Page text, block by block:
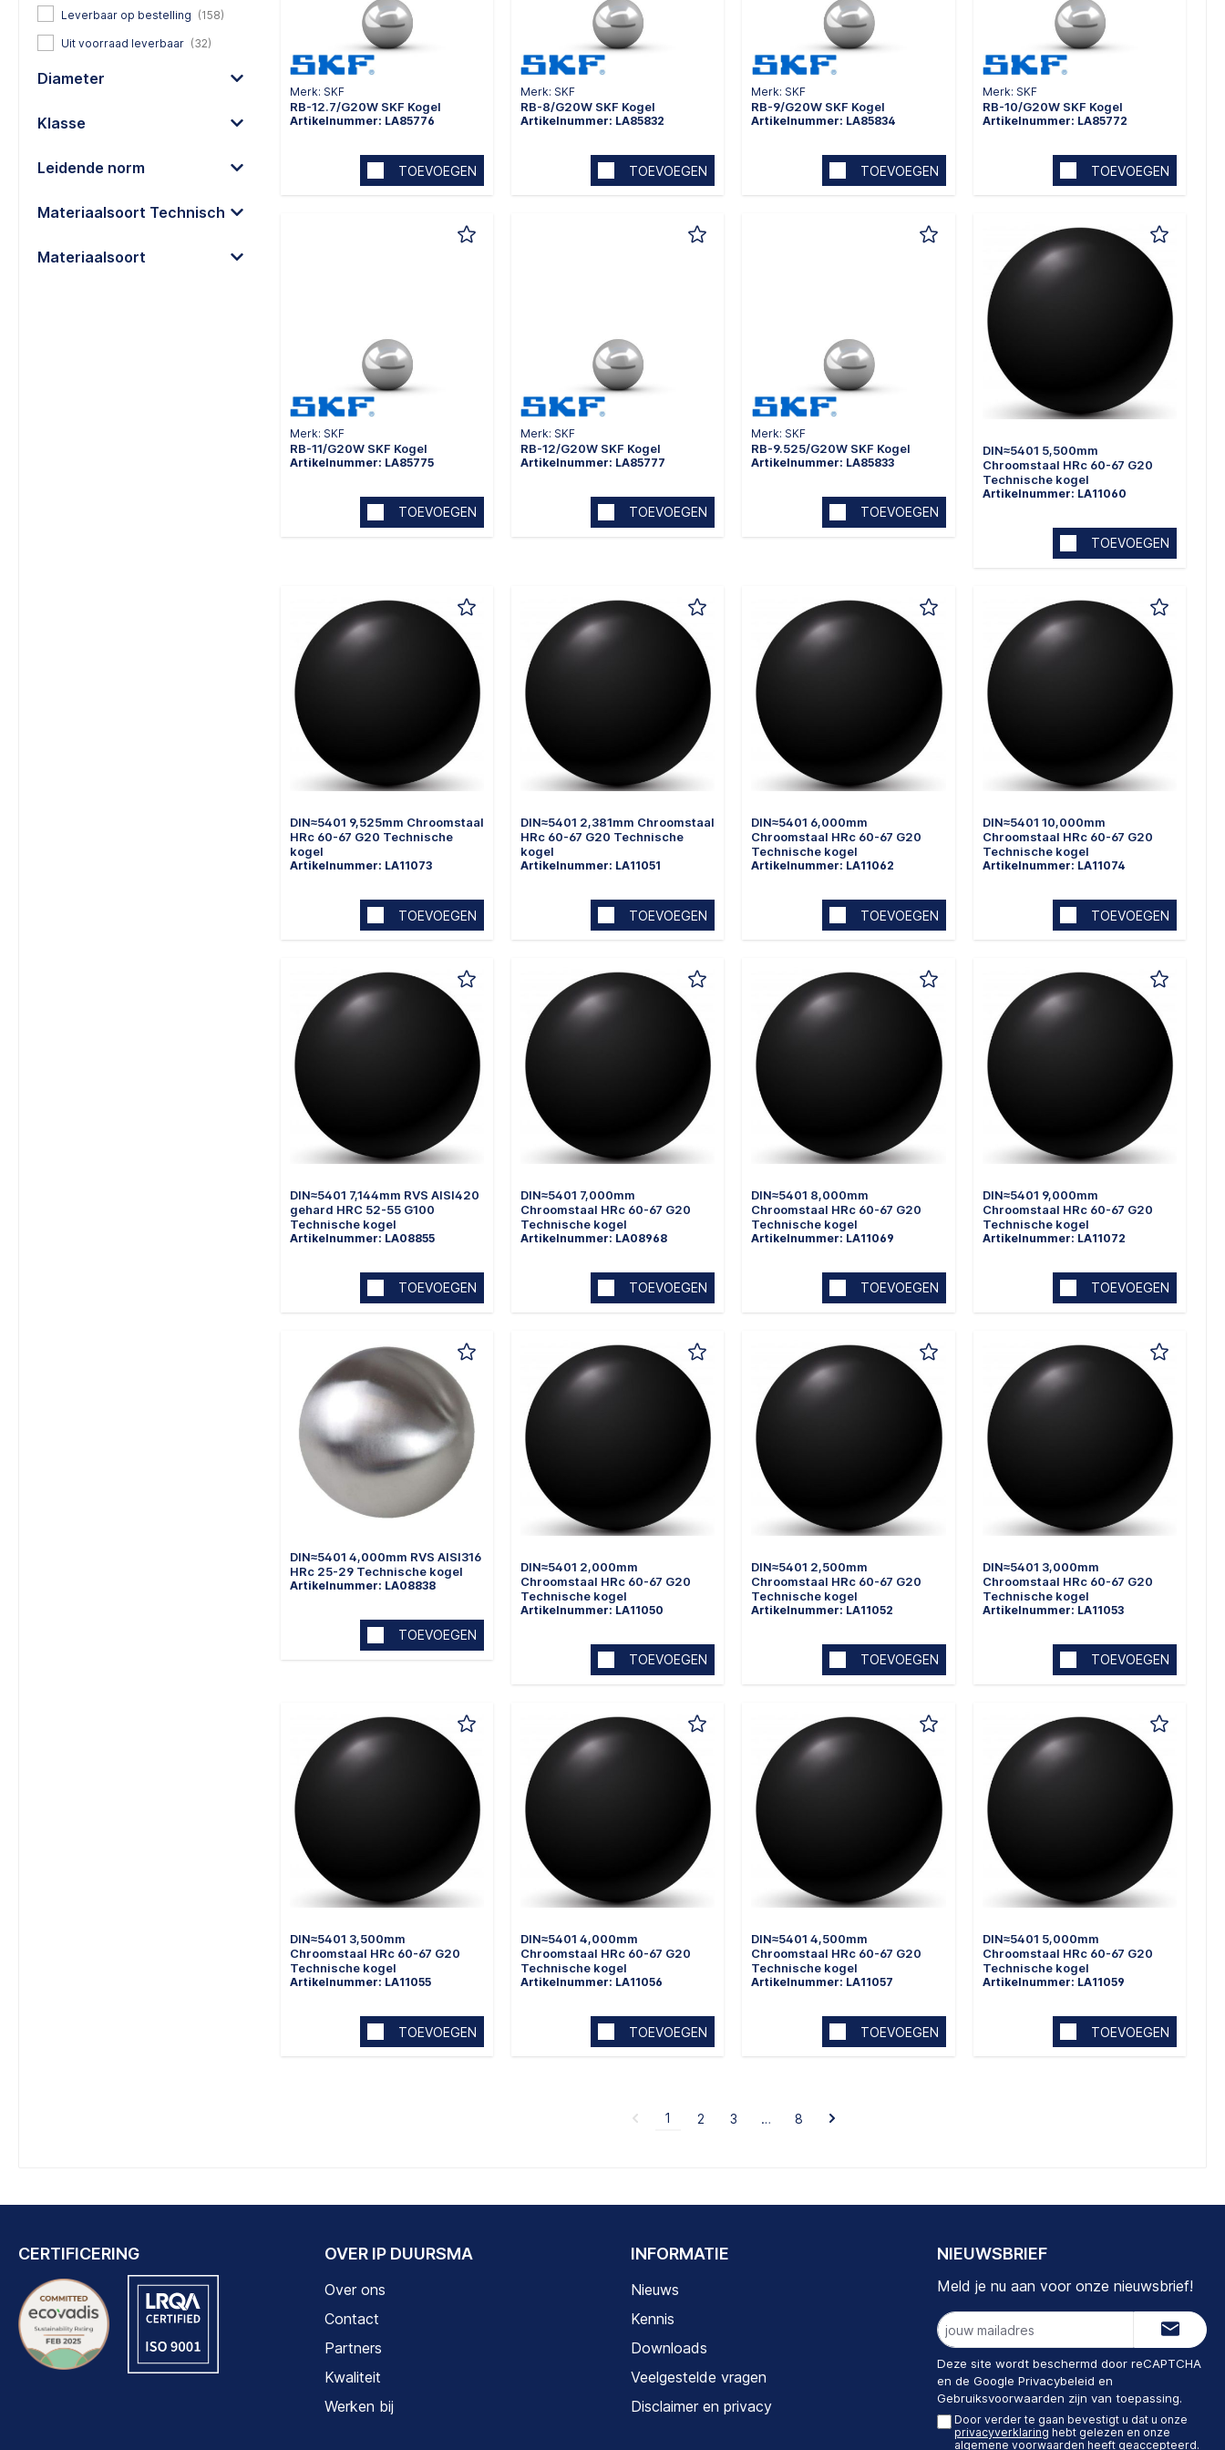
Leverbaar op bestelling (158)
Uit voorraad leverbaar (32)
Diameter
Klasse
Leidende norm
Materiaalsoort Technisch
Materiaalsoort
Merk: SKF
RB-12.7/G20W SKF Kogel
Artikelnummer: LA85776
TOEVOEGEN
Merk: SKF
RB-8/G20W SKF Kogel
Artikelnummer: LA85832
TOEVOEGEN
Merk: SKF
RB-9/G20W SKF Kogel
Artikelnummer: LA85834
TOEVOEGEN
Merk: SKF
RB-10/G20W SKF Kogel
Artikelnummer: LA85772
TOEVOEGEN
Merk: SKF
RB-11/G20W SKF Kogel
Artikelnummer: LA85775
TOEVOEGEN
Merk: SKF
RB-12/G20W SKF Kogel
Artikelnummer: LA85777
TOEVOEGEN
Merk: SKF
RB-9.525/G20W SKF Kogel
Artikelnummer: LA85833
TOEVOEGEN
DIN≈5401 5,500mm
Chroomstaal HRc 60-67 G20
Technische kogel
Artikelnummer: LA11060
TOEVOEGEN
DIN≈5401 9,525mm Chroomstaal
HRc 60-67 G20 Technische
kogel
Artikelnummer: LA11073
TOEVOEGEN
DIN≈5401 2,381mm Chroomstaal
HRc 60-67 G20 Technische
kogel
Artikelnummer: LA11051
TOEVOEGEN
DIN≈5401 6,000mm
Chroomstaal HRc 60-67 G20
Technische kogel
Artikelnummer: LA11062
TOEVOEGEN
DIN≈5401 10,000mm
Chroomstaal HRc 60-67 G20
Technische kogel
Artikelnummer: LA11074
TOEVOEGEN
DIN≈5401 7,144mm RVS AISI420
gehard HRC 52-55 G100
Technische kogel
Artikelnummer: LA08855
TOEVOEGEN
DIN≈5401 7,000mm
Chroomstaal HRc 60-67 G20
Technische kogel
Artikelnummer: LA08968
TOEVOEGEN
DIN≈5401 8,000mm
Chroomstaal HRc 60-67 G20
Technische kogel
Artikelnummer: LA11069
TOEVOEGEN
DIN≈5401 9,000mm
Chroomstaal HRc 60-67 G20
Technische kogel
Artikelnummer: LA11072
TOEVOEGEN
DIN≈5401 4,000mm RVS AISI316
HRc 25-29 Technische kogel
Artikelnummer: LA08838
TOEVOEGEN
DIN≈5401 2,000mm
Chroomstaal HRc 60-67 G20
Technische kogel
Artikelnummer: LA11050
TOEVOEGEN
DIN≈5401 2,500mm
Chroomstaal HRc 60-67 G20
Technische kogel
Artikelnummer: LA11052
TOEVOEGEN
DIN≈5401 3,000mm
Chroomstaal HRc 60-67 G20
Technische kogel
Artikelnummer: LA11053
TOEVOEGEN
DIN≈5401 3,500mm
Chroomstaal HRc 60-67 G20
Technische kogel
Artikelnummer: LA11055
TOEVOEGEN
DIN≈5401 4,000mm
Chroomstaal HRc 60-67 G20
Technische kogel
Artikelnummer: LA11056
TOEVOEGEN
DIN≈5401 4,500mm
Chroomstaal HRc 60-67 G20
Technische kogel
Artikelnummer: LA11057
TOEVOEGEN
DIN≈5401 5,000mm
Chroomstaal HRc 60-67 G20
Technische kogel
Artikelnummer: LA11059
TOEVOEGEN
1 2 3 … 8
OVER IP DUURSMA
Over ons
Contact
Partners
Kwaliteit
Werken bij
INFORMATIE
Nieuws
Kennis
Downloads
Veelgestelde vragen
Disclaimer en privacy
CERTIFICERING NIEUWSBRIEF
Meld je nu aan voor onze nieuwsbrief!
E-
mailadres
Deze site wordt beschermd door reCAPTCHA
en de Google Privacybeleid en
Gebruiksvoorwaarden zijn van toepassing.
Door verder te gaan bevestigt u dat u onze
privacyverklaring hebt gelezen en onze
algemene voorwaarden heeft geaccepteerd.